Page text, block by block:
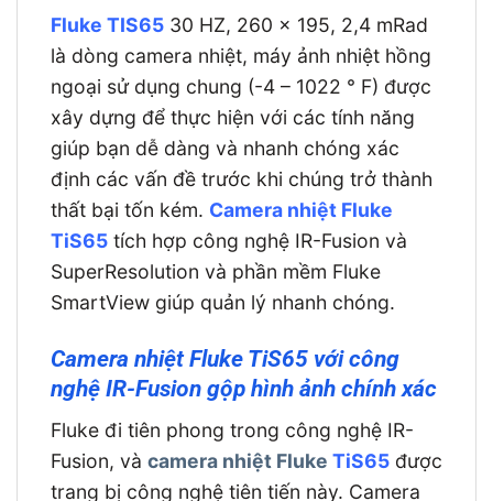
Fluke TIS65 30 HZ, 260 x 195, 2,4 mRad
là dòng camera nhiệt, máy ảnh nhiệt hồng
ngoại sử dụng chung (-4 – 1022 ° F) được
xây dựng để thực hiện với các tính năng
giúp bạn dễ dàng và nhanh chóng xác
định các vấn đề trước khi chúng trở thành
thất bại tốn kém. Camera nhiệt Fluke
TiS65 tích hợp công nghệ IR-Fusion và
SuperResolution và phần mềm Fluke
SmartView giúp quản lý nhanh chóng.
Camera nhiệt Fluke TiS65 với công
nghệ IR-Fusion gộp hình ảnh chính xác
Fluke đi tiên phong trong công nghệ IR-
Fusion, và camera nhiệt Fluke TiS65 được
trang bị công nghệ tiên tiến này. Camera